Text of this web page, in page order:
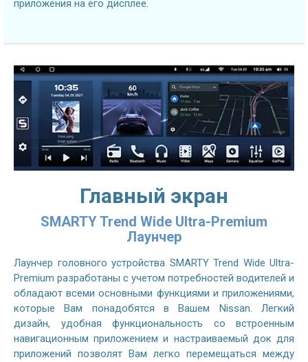
приложения на его дисплее.
Главный экран
SMARTY Trend Wide Ultra-Premium
Лаунчер
Лаунчер головного устройства SMARTY Trend Wide Ultra-
Premium разработаны с учетом потребностей водителей и
обладают всеми основными функциями и приложениями,
которые Вам понадобятся в Вашем Nissan. Легкий
дизайн, удобная функциональность со встроенным
навигационным приложением и настраиваемый док для
приложений позволят Вам легко перемещаться между